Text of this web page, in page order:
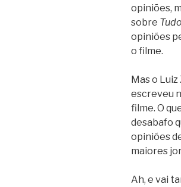
opiniões,
sobre
opiniões
o filme.
Mas o
escreveu
filme. O
desabafo
opiniões
maiores
Ah, e vai